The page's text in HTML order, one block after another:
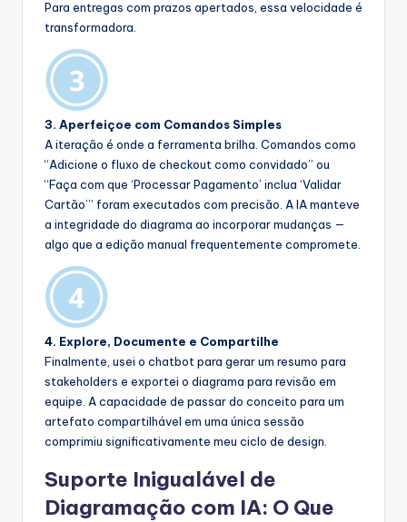
Para entregas com prazos apertados, essa velocidade é
transformadora.
3. Aperfeiçoe com Comandos Simples
A iteração é onde a ferramenta brilha. Comandos como
“Adicione o fluxo de checkout como convidado” ou
“Faça com que ‘Processar Pagamento’ inclua ‘Validar
Cartão’” foram executados com precisão. A IA manteve
a integridade do diagrama ao incorporar mudanças —
algo que a edição manual frequentemente compromete.
4. Explore, Documente e Compartilhe
Finalmente, usei o chatbot para gerar um resumo para
stakeholders e exportei o diagrama para revisão em
equipe. A capacidade de passar do conceito para um
artefato compartilhável em uma única sessão
comprimiu significativamente meu ciclo de design.
Suporte Inigualável de
Diagramação com IA: O Que